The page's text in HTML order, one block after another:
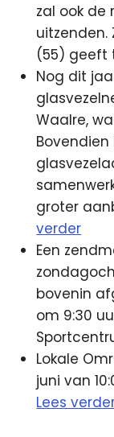
zal ook de
uitzenden.
(55) geeft
Nog dit
Waalre,
groter
verder
Een
bovenin
om 9:30
Lokale
juni van
Lees